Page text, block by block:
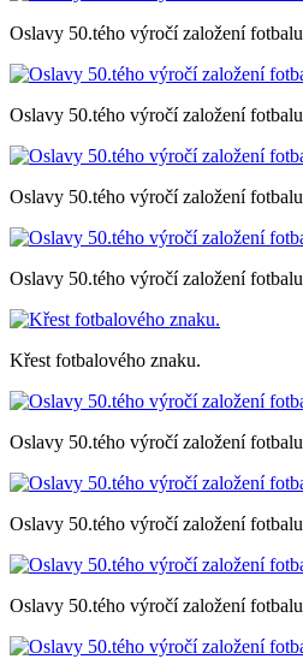
Oslavy 50.tého výročí založení fotbalu
Oslavy 50.tého výročí založení fotbalu
Oslavy 50.tého výročí založení fotbalu
Oslavy 50.tého výročí založení fotbalu
Křest fotbalového znaku.
Oslavy 50.tého výročí založení fotbalu
Oslavy 50.tého výročí založení fotbalu
Oslavy 50.tého výročí založení fotbalu